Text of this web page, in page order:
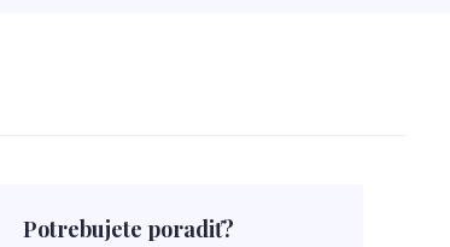
Potrebujete poradiť?